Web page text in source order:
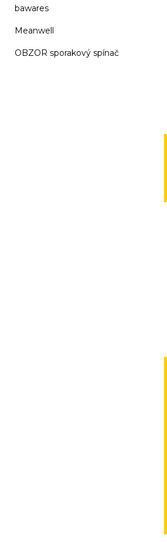
bawares
Meanwell
OBZOR sporakový spínač